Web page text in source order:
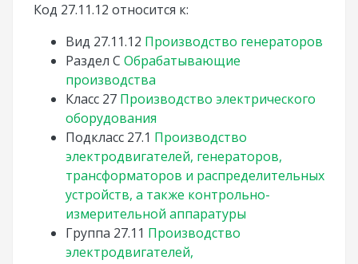
Код 27.11.12 относится к:
Вид 27.11.12 Производство генераторов
Раздел C Обрабатывающие
производства
Класс 27 Производство электрического
оборудования
Подкласс 27.1 Производство
электродвигателей, генераторов,
трансформаторов и распределительных
устройств, а также контрольно-
измерительной аппаратуры
Группа 27.11 Производство
электродвигателей,